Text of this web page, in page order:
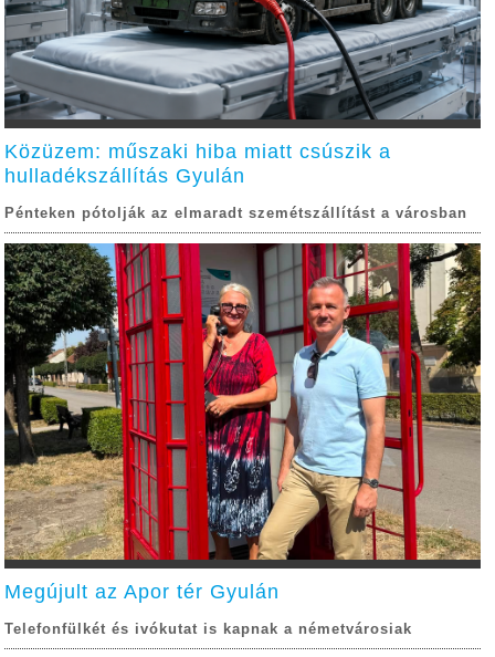
Közüzem: műszaki hiba miatt csúszik a
hulladékszállítás Gyulán
Pénteken pótolják az elmaradt szemétszállítást a városban
Megújult az Apor tér Gyulán
Telefonfülkét és ivókutat is kapnak a németvárosiak